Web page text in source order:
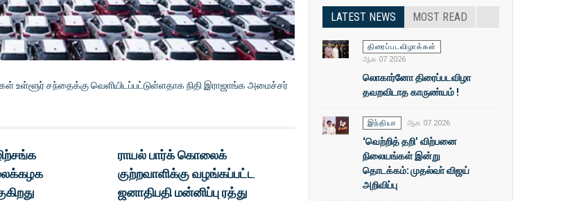
உள்ளூர் சந்தைக்கு வெளியிடப்பட்டுள்ளதாக நிதி இராஜாங்க அமைச்சர்
ராயல் பார்க் கொலைக்
குற்றவாளிக்கு வழங்கப்பட்ட
ஜனாதிபதி மன்னிப்பு ரத்து
LATEST NEWS MOST READ
திரைப்படவிழாக்கள்
ஆக 07 2026
லொகார்னோ திரைப்படவிழா
தவறவிடாத காருண்யம் !
இந்தியா ஆக 07 2026
‘வெற்றித் தறி’ விற்பனை
நிலையங்கள் இன்று
தொடக்கம்: முதல்வா் விஜய்
அறிவிப்பு